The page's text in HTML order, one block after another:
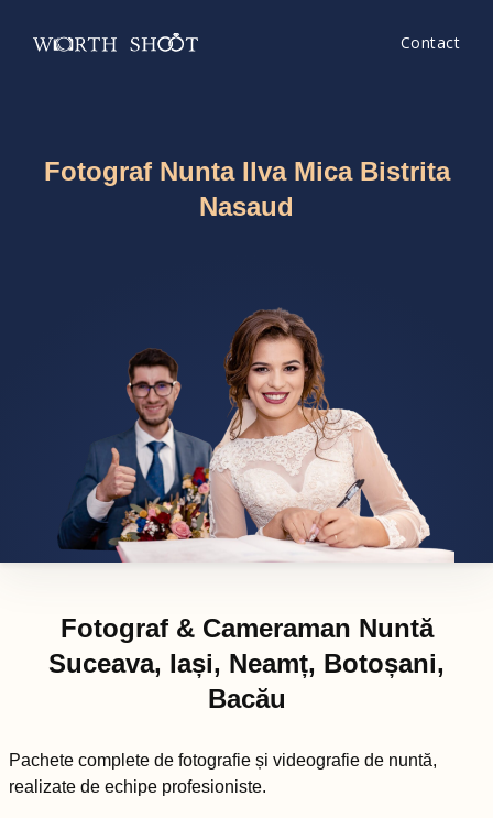
Contact
Fotograf Nunta Ilva Mica Bistrita
Nasaud
Fotograf & Cameraman Nuntă
Suceava, Iași, Neamț, Botoșani,
Bacău
Pachete complete de fotografie și videografie de nuntă,
realizate de echipe profesioniste.